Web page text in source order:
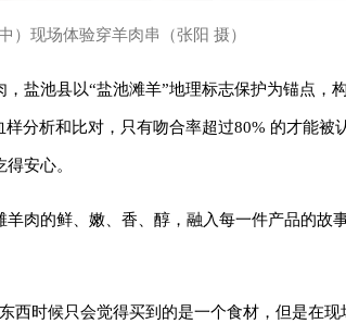
）现场体验穿羊肉串（张阳 摄）
盐池县以“盐池滩羊”地理标志保护为锚点，
分析和比对，只有吻合率超过80% 的才能被
安心。
肉的鲜、嫩、香、醇，融入每一件产品的故
西时候只会觉得买到的是一个食材，但是在